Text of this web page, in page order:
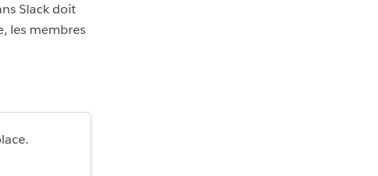
Slack doit
les membres